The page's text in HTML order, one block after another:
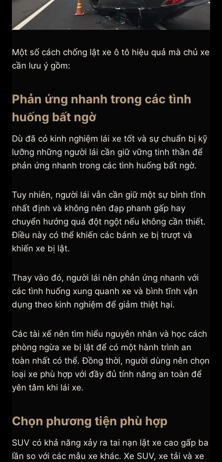
Một số cách chống lật xe ô tô hiệu quả mà chủ xe
cần lưu ý gồm:
Phản ứng nhanh trong các tình
huống bất ngờ
Dù đã có kinh nghiệm lái xe tốt và sự chuẩn bị kỹ
lưỡng những người lái cần giữ vững tinh thần để
phản ứng nhanh trong các tình huống bất ngờ.
Tuy nhiên, người lái vẫn cần giữ một sự bình tĩnh
nhất định và không nên đạp phanh gấp hay
chuyển hướng quá đột ngột nếu không cần thiết.
Điều này có thể khiến các bánh xe bị trượt và
khiến xe bị lật.
Thay vào đó, người lái nên phản ứng nhanh với
các tình huống xung quanh xe và bình tĩnh vận
dụng theo kinh nghiệm để giảm thiệt hại.
Các tài xế nên tìm hiểu nguyên nhân và học cách
phòng ngừa xe bị lật để có một hành trình an
toàn nhất có thể. Đồng thời, người dùng nên chọn
loại xe phù hợp với đầy đủ tính năng an toàn để
yên tâm khi lái xe.
Chọn phương tiện phù hợp
SUV có khả năng xảy ra tai nạn lật xe cao gấp ba
lần so với các mẫu xe khác. Xe SUV, xe tải và xe